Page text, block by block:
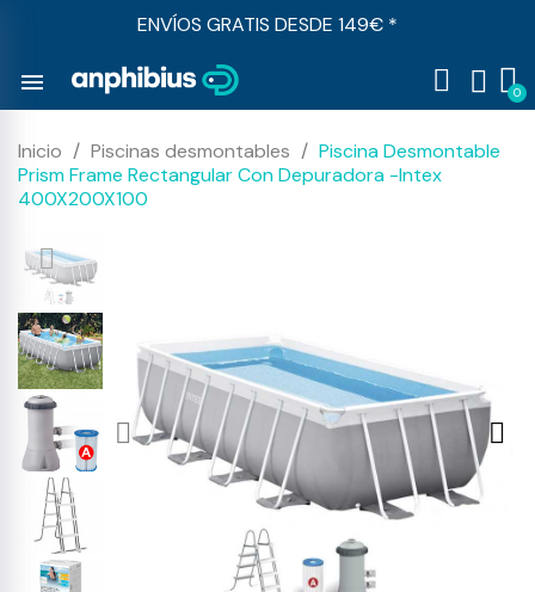
ENVÍOS GRATIS DESDE 149€ *
menu
Inicio Piscinas desmontables
Piscina Desmontable
Prism Frame Rectangular Con Depuradora -Intex
400X200X100